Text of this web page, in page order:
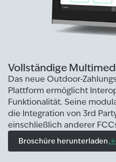
Vollständige
Das neue Outdoor-
Plattform ermöglicht
Funktionalität. Seine
die Integration von 3rd
einschließlich anderer
Broschüre herunterladen